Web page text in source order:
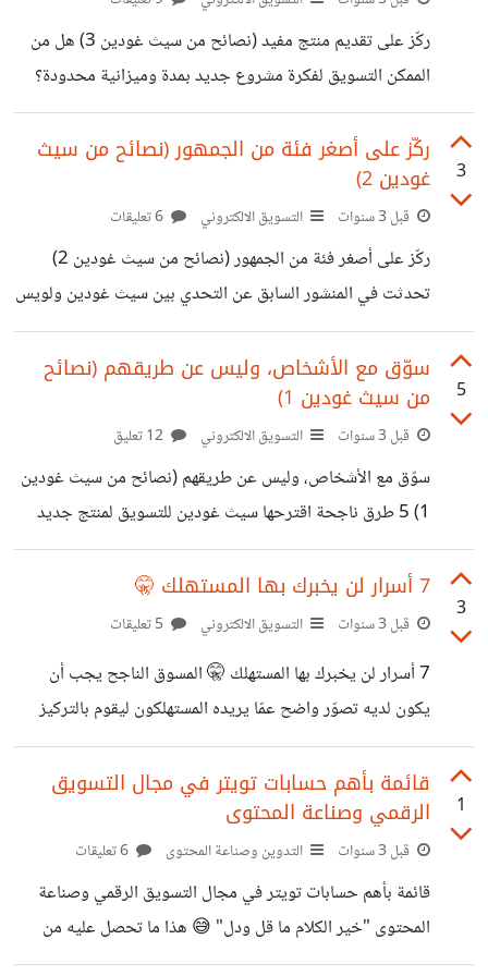
1000 دولار فقط 👈 لديه من الوقت 90 يوماً فقط 🔙 تحدثت
في المنشورات السابقة عن أول ثلاث خطوات لتسويق الفكرة
ركّز على تقديم منتج مفيد (نصائح من سيث غودين 3) هل من
الممكن التسويق لفكرة مشروع جديد بمدة وميزانية محدودة؟
🤔 هذا ما سيثبته لنا سيث غودين في طرقه الخمس عندما قبل
تحدي لويس جرينير 🖐 تحدثت في المنشورين السابقين عن أول
2️⃣ التركيز على أصغر جمهور لكن ماذا سيخبرك سيث غودين
بشأن الخطوة الثالثة في التحدي التسويقي؟ 🧐 3️⃣ إنشاء
وتقديم منتج مفيد ✅ يبدأ التسويق الرائع بمنتج مفيد،
3
ركّز على أصغر فئة من الجمهور (نصائح من سيث
غودين 2)
قبل 3 سنوات التسويق الالكتروني
ركّز على أصغر فئة من الجمهور (نصائح من سيث غودين 2)
تحدثت في المنشور السابق عن التحدي بين سيث غودين ولويس
جرينير 🔙 كانت فكرة التحدي هي الخروج بفكرة مشروع على
الفور، والتسويق لها ولكن بمدة وميزانية محدودة. فكانت الخطوة
الأولى التي استخدمها سيث غودين هي التسويق مع الناس
للخطوة الثانية 👇 2️⃣ التركيز على أصغر جمهور 🔰 أفضل مثال
عن ذلك هو فيسبوك Facebook إذ كان يستهدف في بداية
5
سوّق مع الأشخاص، وليس عن طريقهم (نصائح
من سيث غودين 1)
قبل 3 سنوات التسويق الالكتروني
سوّق مع الأشخاص، وليس عن طريقهم (نصائح من سيث غودين
1) 5 طرق ناجحة اقترحها سيث غودين للتسويق لمنتج جديد
بميزانية قليلة وأيام محدودة! تعرّف إليها في هذه السلسلة 😎 إذا
من قبل 🧐 فهو اسمٌ لامع في عالم التسويق، ويعد من أفضل
المقابلات والبودكاست التي يحلّ ضيفاً عليهم لذلك دخل لويس
جرينير صاحب سلسلة بودكاست Everyone Hates
Marketers
3
7 أسرار لن يخبرك بها المستهلك 🤫
قبل 3 سنوات التسويق الالكتروني
7 أسرار لن يخبرك بها المستهلك 🤫 المسوق الناجح يجب أن
يكون لديه تصوّر واضح عمّا يريده المستهلكون ليقوم بالتركيز
عليه وتقديمه إليهم بطريقة مميزة. 😉 إليك 7 سمات يجب أن
ينتبه إليها المسوقون في سلوك المستخدم: 👇 1️⃣ القدرة على
اختيار طريقة التسوق 🛒 يستطيع المستهلك الاختيار بين
التسوق عبر الإنترنت أو التسوق شخصياً من نفس العلامات
التجارية بناءً على العديد من العوامل أهمها مزاجه في ذلك اليوم.
😅 2️⃣ اختيار الراحة 💆 يُفضل المستهلكون العلامات التجارية
1
قائمة بأهم حسابات تويتر في مجال التسويق
الرقمي وصناعة المحتوى
قبل 3 سنوات التدوين وصناعة المحتوى
قائمة بأهم حسابات تويتر في مجال التسويق الرقمي وصناعة
المحتوى "خير الكلام ما قل ودل" 😅 هذا ما تحصل عليه من
حسابات تويتر لذلك إليك قائمة بأهم حسابات تويتر في مجال